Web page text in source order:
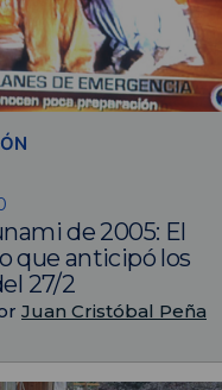
de 2005: El
que anticipó los
27/2
Juan Cristóbal Peña